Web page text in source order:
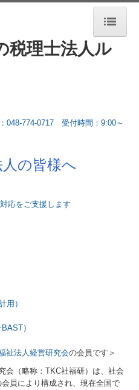
の皆様へ
祉法人経営研究会の会員です＞
（略称：TKC社福研）は、社会
員により構成され、現在全国で